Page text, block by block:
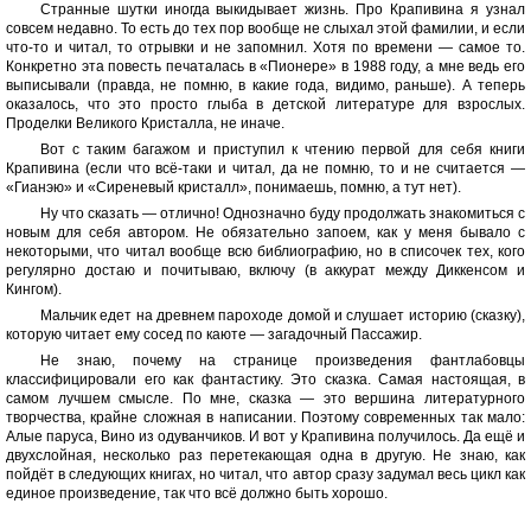
Странные шутки иногда выкидывает жизнь. Про Крапивина я узнал
совсем недавно. То есть до тех пор вообще не слыхал этой фамилии, и если
что-то и читал, то отрывки и не запомнил. Хотя по времени — самое то.
Конкретно эта повесть печаталась в «Пионере» в 1988 году, а мне ведь его
выписывали (правда, не помню, в какие года, видимо, раньше). А теперь
оказалось, что это просто глыба в детской литературе для взрослых.
Проделки Великого Кристалла, не иначе.
Вот с таким багажом и приступил к чтению первой для себя книги
Крапивина (если что всё-таки и читал, да не помню, то и не считается —
«Гианэю» и «Сиреневый кристалл», понимаешь, помню, а тут нет).
Ну что сказать — отлично! Однозначно буду продолжать знакомиться с
новым для себя автором. Не обязательно запоем, как у меня бывало с
некоторыми, что читал вообще всю библиографию, но в списочек тех, кого
регулярно достаю и почитываю, включу (в аккурат между Диккенсом и
Кингом).
Мальчик едет на древнем пароходе домой и слушает историю (сказку),
которую читает ему сосед по каюте — загадочный Пассажир.
Не знаю, почему на странице произведения фантлабовцы
классифицировали его как фантастику. Это сказка. Самая настоящая, в
самом лучшем смысле. По мне, сказка — это вершина литературного
творчества, крайне сложная в написании. Поэтому современных так мало:
Алые паруса, Вино из одуванчиков. И вот у Крапивина получилось. Да ещё и
двухслойная, несколько раз перетекающая одна в другую. Не знаю, как
пойдёт в следующих книгах, но читал, что автор сразу задумал весь цикл как
единое произведение, так что всё должно быть хорошо.